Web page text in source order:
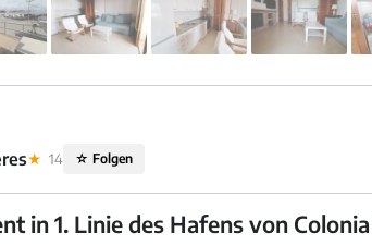
★ 14 ☆ Folgen
in 1. Linie des Hafens von